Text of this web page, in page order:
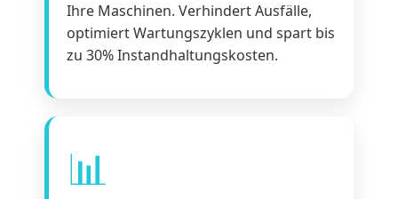
Ihre Maschinen. Verhindert Ausfälle,
optimiert Wartungszyklen und spart bis
zu 30% Instandhaltungskosten.
📊